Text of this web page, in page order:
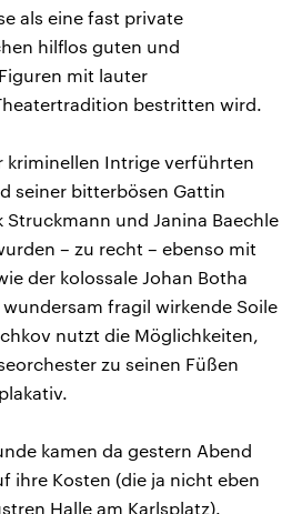
als eine fast private
hilflos guten und
mit lauter
bestritten wird.
kriminellen Intrige verführten
seiner bitterbösen Gattin
Struckmann und Janina Baechle
– zu recht – ebenso mit
der kolossale Johan Botha
fragil wirkende Soile
nutzt die Möglichkeiten,
zu seinen Füßen
kamen da gestern Abend
ihre Kosten (die ja nicht eben
Halle am Karlsplatz).